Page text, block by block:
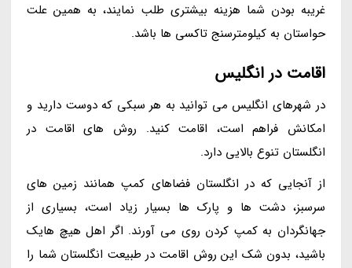
غریبه بودن شما هزینه بیشتری طلب نمایند، به همین علت
حواستان به کیلومترسنج تاکسی ها باشد.
اقامت در انگلیس
در شهرهای انگلیس می توانید به هر سبکی که دوست دارید و
امکانش فراهم است، اقامت کنید. روش های اقامت در
انگلستان تنوع بالایی دارد.
از آنجایی که در انگلستان فضاهای کمپ همانند زمین های
سرسبز، دشت ها و پارک ها بسیار زیاد است، بسیاری از
جهانگردان به کمپ کردن روی می آورند. اگر اهل هیچ هایک
باشید، بدون شک این روش اقامت در طبیعت انگلستان شما را